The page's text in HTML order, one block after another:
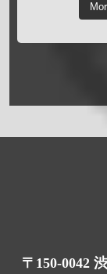
〒150-0042